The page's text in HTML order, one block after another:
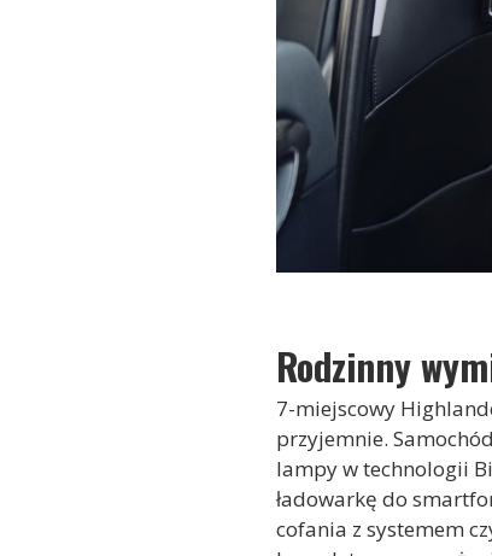
Rodzinny
7-miejscowy
przyjemnie.
lampy w technologii
ładowarkę do
cofania z systemem